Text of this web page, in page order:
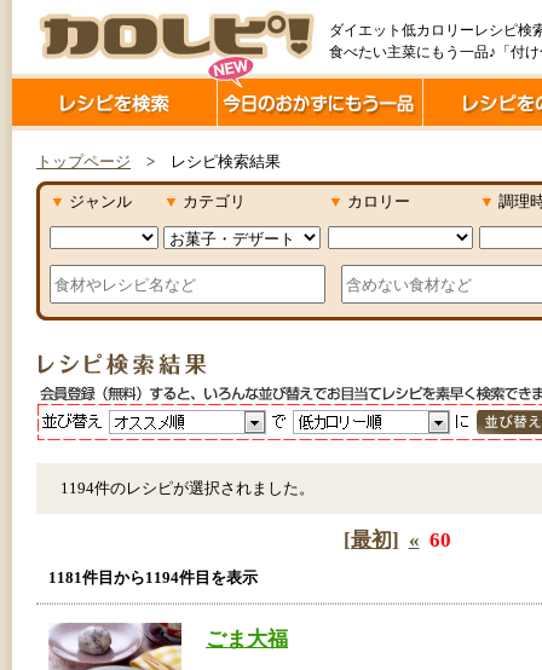
ダイエット低カロリーレシピ検
食べたい主菜にもう一品♪「付
トップページ > レシピ検索結果
▼ ジャンル ▼ カテゴリ ▼ カロリー ▼ 調理
1194件のレシピが選択されました。
[最初] « 60
1181件目から1194件目を表示
ごま大福